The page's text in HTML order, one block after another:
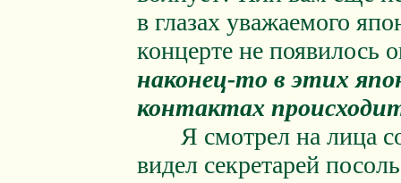
в глазах уважаемого
концерте не
наконец-то в этих
контактах
Я смотрел на лица
видел секретарей